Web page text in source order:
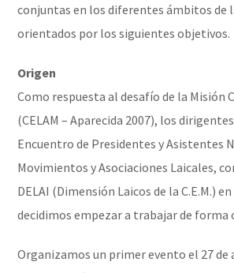
conjuntas en los diferentes ámbitos de
orientados por los siguientes objetivos.
Origen
Como respuesta al desafío de la Misión
(CELAM – Aparecida 2007), los
Encuentro de Presidentes y Asistentes
Movimientos y Asociaciones Laicales,
DELAI (Dimensión Laicos de la C.E.M.)
decidimos empezar a trabajar de forma
Organizamos un primer evento el 27 de